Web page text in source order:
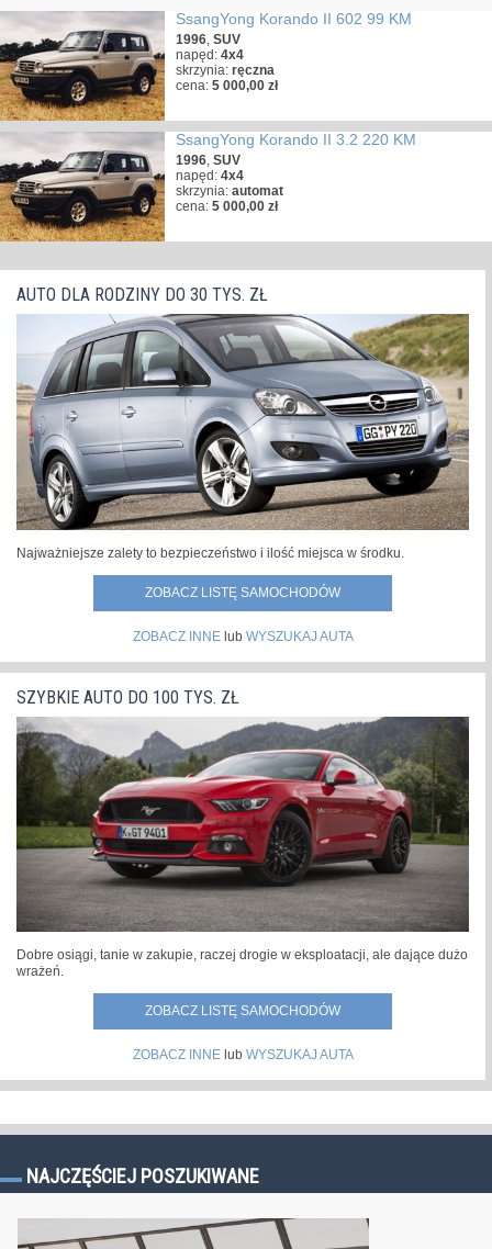
SsangYong Korando II 602 99 KM
1996, SUV
napęd: 4x4
skrzynia: ręczna
cena: 5 000,00 zł
SsangYong Korando II 3.2 220 KM
1996, SUV
napęd: 4x4
skrzynia: automat
cena: 5 000,00 zł
AUTO DLA RODZINY DO 30 TYS. ZŁ
Najważniejsze zalety to bezpieczeństwo i ilość miejsca w środku.
ZOBACZ LISTĘ SAMOCHODÓW
ZOBACZ INNElub WYSZUKAJ AUTA
SZYBKIE AUTO DO 100 TYS. ZŁ
Dobre osiągi, tanie w zakupie, raczej drogie w eksploatacji, ale dające dużo
wrażeń.
ZOBACZ LISTĘ SAMOCHODÓW
ZOBACZ INNElub WYSZUKAJ AUTA
NAJCZĘŚCIEJ POSZUKIWANE